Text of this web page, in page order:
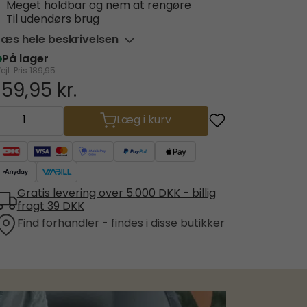
Meget holdbar og nem at rengøre
Til udendørs brug
hele beskrivelsen
På lager
Pris 189,95
kr.
Læg i kurv
Gratis levering over 5.000 DKK - billig
fragt 39 DKK
Find forhandler - findes i disse butikker